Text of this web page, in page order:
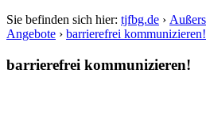
Sie befinden sich hier: tjfbg.de ›
Angebote › barrierefrei kommunizieren!
barrierefrei kommunizieren!